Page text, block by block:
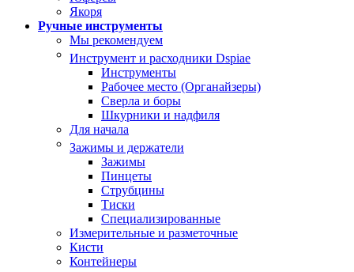
Якоря
Ручные инструменты
Мы рекомендуем
Инструмент и расходники Dspiae
Инструменты
Рабочее место (Органайзеры)
Сверла и боры
Шкурники и надфиля
Для начала
Зажимы и держатели
Зажимы
Пинцеты
Струбцины
Тиски
Специализированные
Измерительные и разметочные
Кисти
Контейнеры